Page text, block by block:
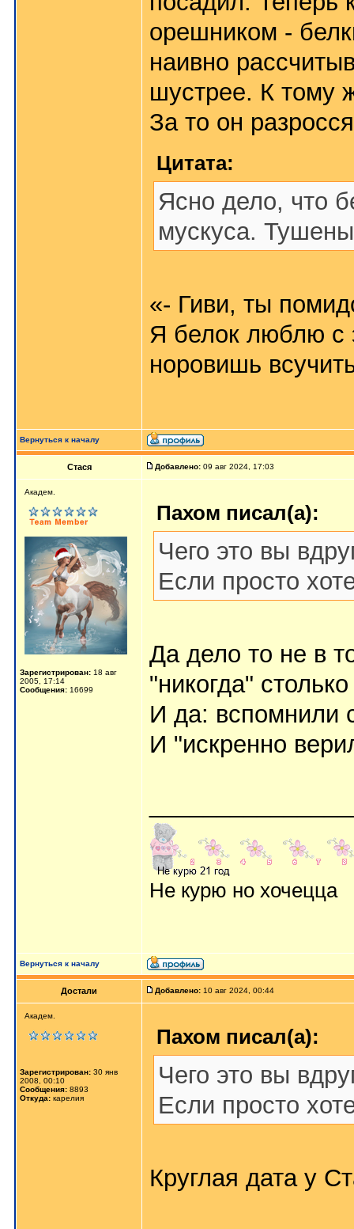
орешником -
наивно
шустрее. К тому
За то он
Цитата:
Ясно дело, что
мускуса.
«- Гиви, ты
Я белок люблю с
норовишь
Вернуться к началу
Стася Добавлено: 09 авг 2024, 17:03
Aкaдeм.
Зарегистрирован: 18 авг
2005, 17:14
Сообщения: 16699
Пахом писал(а):
Чего это вы
Если просто
Да дело то не в
"никогда"
И да: вспомнили
И "искренно
Не курю но хочецца
Вернуться к началу
Достали Добавлено: 10 авг 2024, 00:44
Академ.
Зарегистрирован: 30 янв
2008, 00:10
Сообщения: 8893
Откуда: карелия
Пахом писал(а):
Чего это вы
Если просто
Круглая дата у